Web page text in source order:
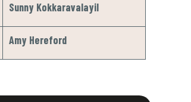
Sunny Kokkaravalayil
Amy Hereford